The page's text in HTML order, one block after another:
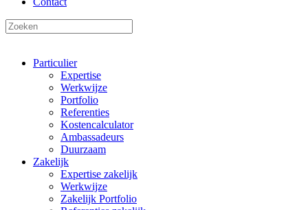
Particulier
Expertise
Werkwijze
Portfolio
Referenties
Kostencalculator
Ambassadeurs
Duurzaam
Zakelijk
Expertise zakelijk
Werkwijze
Zakelijk Portfolio